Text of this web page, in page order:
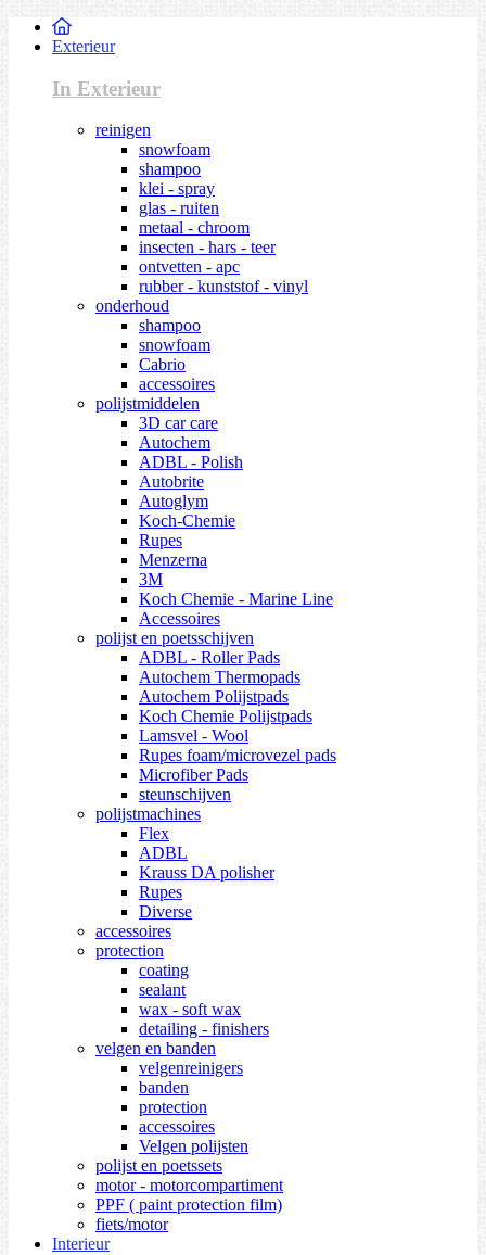
Exterieur
In Exterieur
reinigen
snowfoam
shampoo
klei - spray
glas - ruiten
metaal - chroom
insecten - hars - teer
ontvetten - apc
rubber - kunststof - vinyl
onderhoud
shampoo
snowfoam
Cabrio
accessoires
polijstmiddelen
3D car care
Autochem
ADBL - Polish
Autobrite
Autoglym
Koch-Chemie
Rupes
Menzerna
3M
Koch Chemie - Marine Line
Accessoires
polijst en poetsschijven
ADBL - Roller Pads
Autochem Thermopads
Autochem Polijstpads
Koch Chemie Polijstpads
Lamsvel - Wool
Rupes foam/microvezel pads
Microfiber Pads
steunschijven
polijstmachines
Flex
ADBL
Krauss DA polisher
Rupes
Diverse
accessoires
protection
coating
sealant
wax - soft wax
detailing - finishers
velgen en banden
velgenreinigers
banden
protection
accessoires
Velgen polijsten
polijst en poetssets
motor - motorcompartiment
PPF ( paint protection film)
fiets/motor
Interieur